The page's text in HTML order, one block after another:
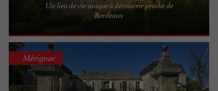
Un lieu de vie unique à découvrir proche de
Bordeaux
Mérignac